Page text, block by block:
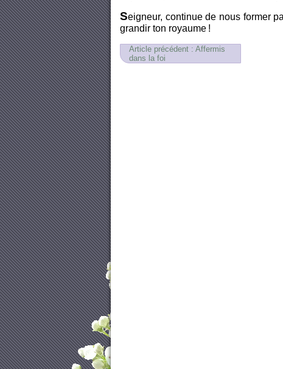
Seigneur, continue de nous former
grandir ton royaume !
Article précédent : Affermis
dans la foi